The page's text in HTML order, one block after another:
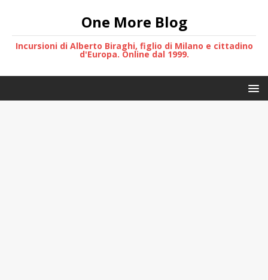
One More Blog
Incursioni di Alberto Biraghi, figlio di Milano e cittadino
d'Europa. Online dal 1999.